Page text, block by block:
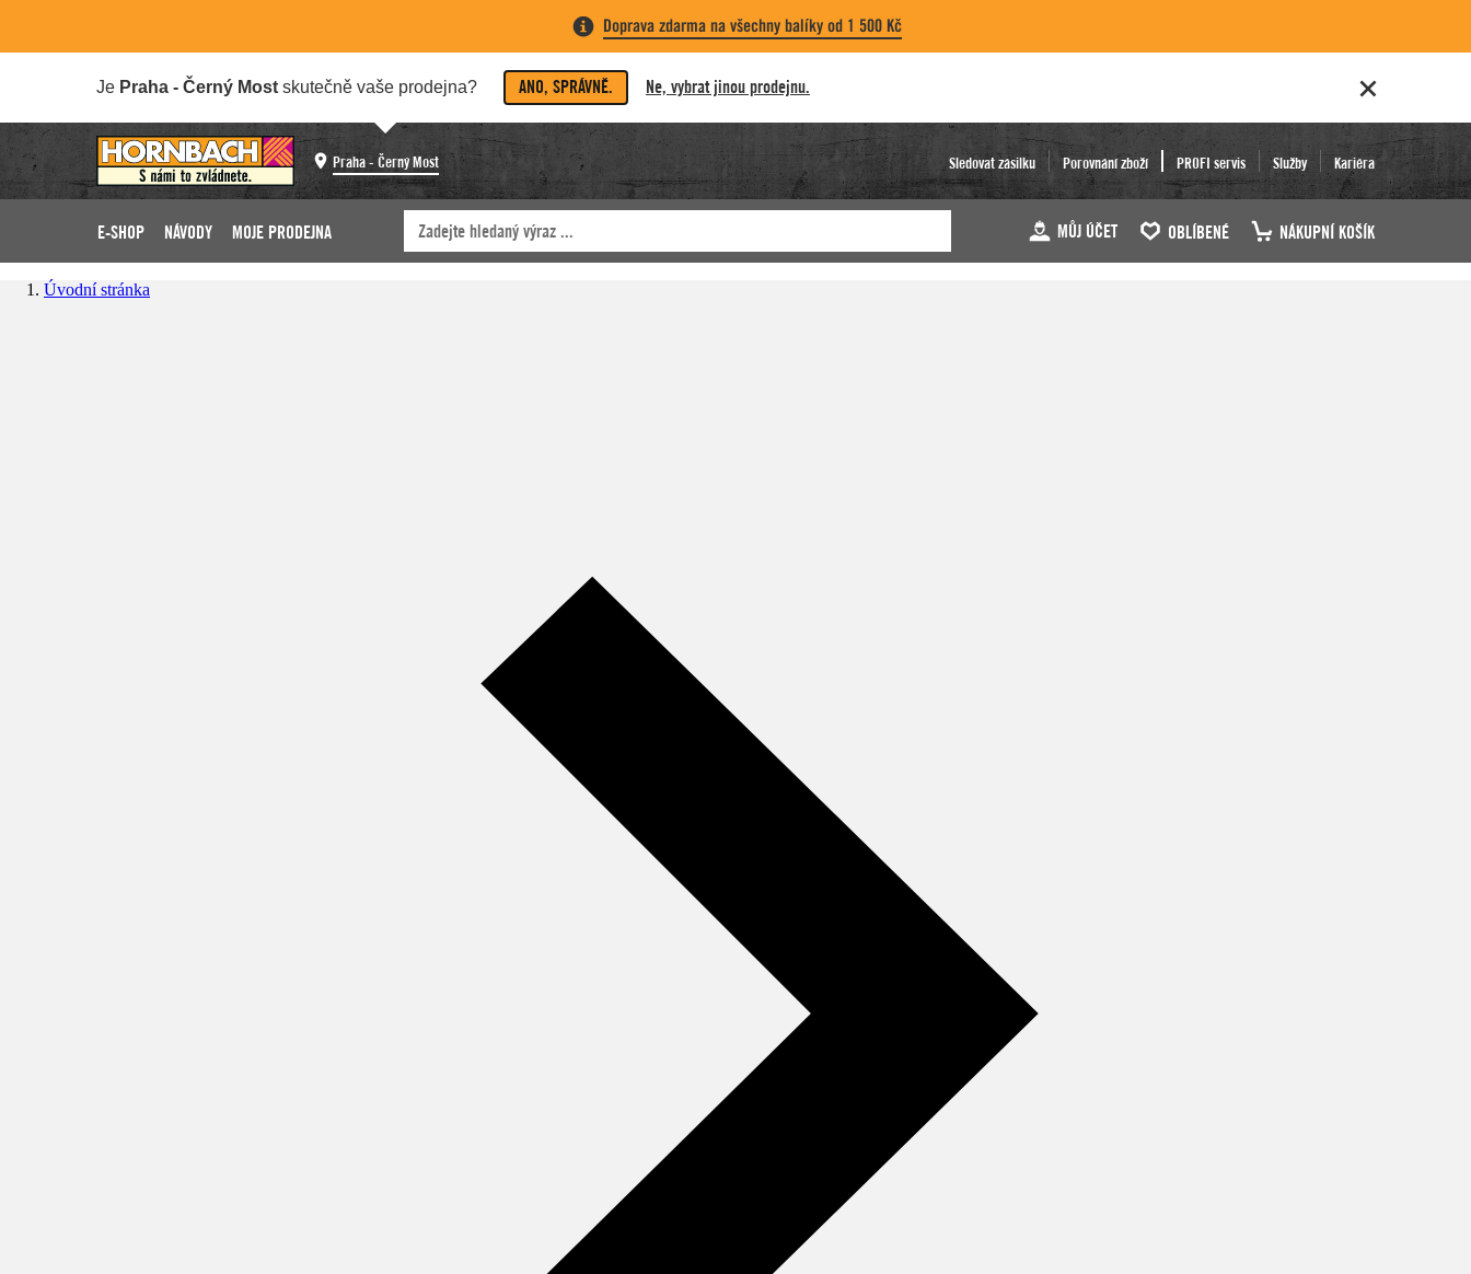
Doprava zdarma na všechny balíky od 1 500 Kč
Je Praha - Černý Most skutečně vaše prodejna? ANO, SPRÁVNĚ. Ne, vybrat jinou prodejnu.
Praha - Černý Most Sledovat zásilku Porovnání zboží PROFI servis Služby Kariéra
E-SHOP NÁVODY MOJE PRODEJNA MŮJ ÚČET OBLÍBENÉ NÁKUPNÍ KOŠÍK
Úvodní stránka